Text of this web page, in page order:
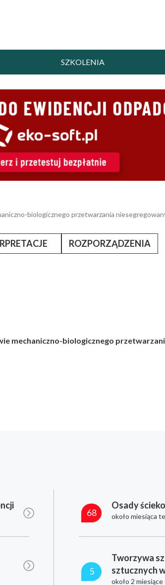
SZKOLENIA
biologicznego przetwarzania
ROZPORZĄDZENIA
mechaniczno-biologicznego
68
Osady
około miesiąca
5
Tworzywa
sztucznych
około 2